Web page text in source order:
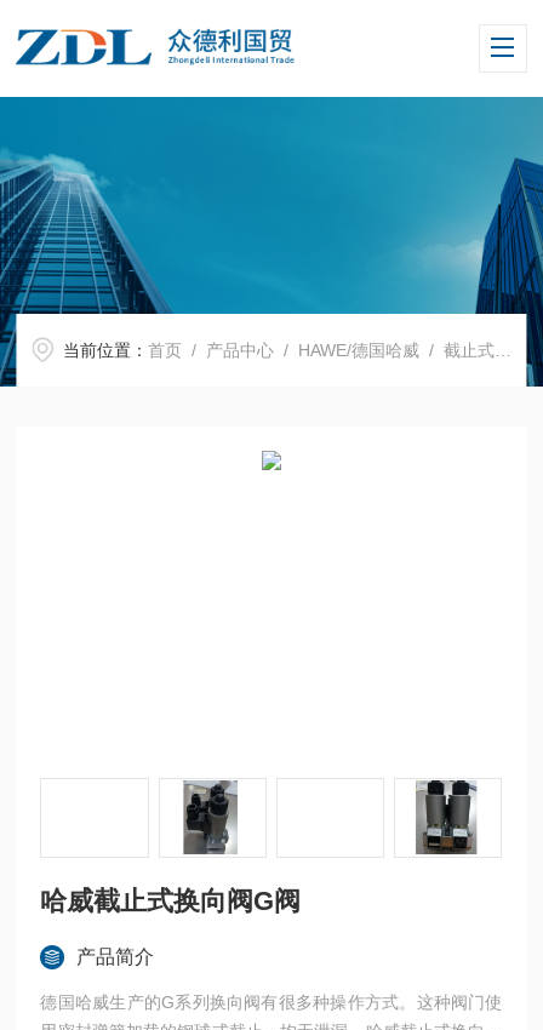
当前位置：首页 / 产品中心 / HAWE/德国哈威 /截止式换向阀
哈威截止式换向阀G阀
产品简介
德国哈威生产的G系列换向阀有很多种操作方式。这种阀门使